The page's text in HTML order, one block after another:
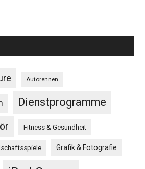
Autorennen
Dienstprogramme
Fitness & Gesundheit
Grafik & Fotografie